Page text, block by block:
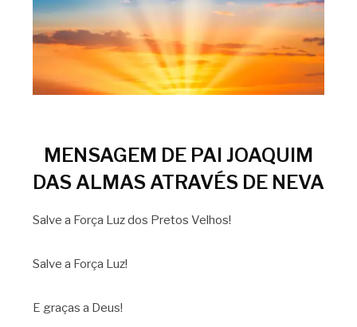
MENSAGEM DE PAI JOAQUIM
DAS ALMAS ATRAVÉS DE NEVA
Salve a Força Luz dos Pretos Velhos!
Salve a Força Luz!
E graças a Deus!